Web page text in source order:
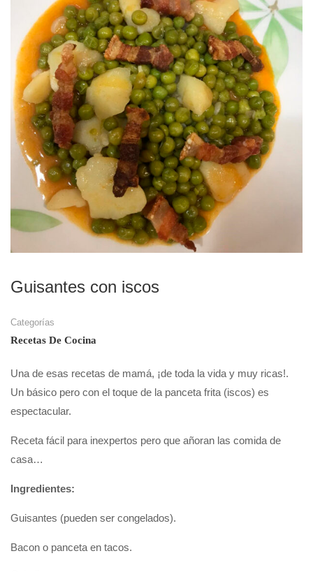
Guisantes con iscos
Categorías
Recetas De Cocina
Una de esas recetas de mamá, ¡de toda la vida y muy ricas!.
Un básico pero con el toque de la panceta frita (iscos) es
espectacular.
Receta fácil para inexpertos pero que añoran las comida de
casa…
Ingredientes:
Guisantes (pueden ser congelados).
Bacon o panceta en tacos.